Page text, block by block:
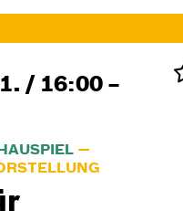
/ 16:00 –